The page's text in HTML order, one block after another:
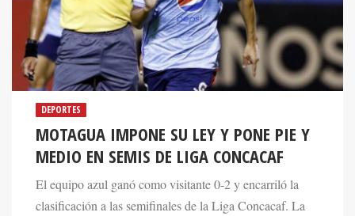
DEPORTES
MOTAGUA IMPONE SU LEY Y PONE PIE Y
MEDIO EN SEMIS DE LIGA CONCACAF
El equipo azul ganó como visitante 0-2 y encarriló la
clasificación a las semifinales de la Liga Concacaf. La